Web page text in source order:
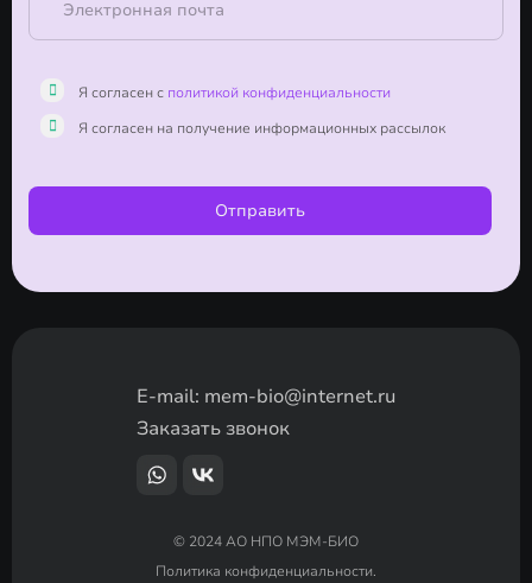
Отправить
Я согласен с политикой конфиденциальности
Я согласен на получение информационных рассылок
E-mail: mem-bio@internet.ru
Заказать звонок
© 2024 АО НПО МЭМ-БИО
Политика конфиденциальности.